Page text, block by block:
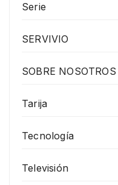
Serie
SERVIVIO
SOBRE NOSOTROS
Tarija
Tecnología
Televisión